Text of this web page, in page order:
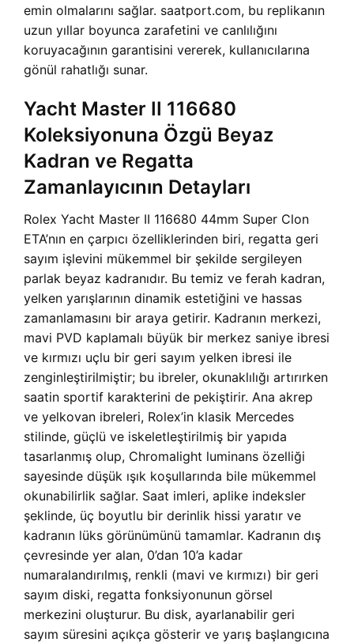
emin olmalarını sağlar. saatport.com, bu replikanın
uzun yıllar boyunca zarafetini ve canlılığını
koruyacağının garantisini vererek, kullanıcılarına
gönül rahatlığı sunar.
Yacht Master II 116680
Koleksiyonuna Özgü Beyaz
Kadran ve Regatta
Zamanlayıcının Detayları
Rolex Yacht Master II 116680 44mm Super Clon
ETA’nın en çarpıcı özelliklerinden biri, regatta geri
sayım işlevini mükemmel bir şekilde sergileyen
parlak beyaz kadranıdır. Bu temiz ve ferah kadran,
yelken yarışlarının dinamik estetiğini ve hassas
zamanlamasını bir araya getirir. Kadranın merkezi,
mavi PVD kaplamalı büyük bir merkez saniye ibresi
ve kırmızı uçlu bir geri sayım yelken ibresi ile
zenginleştirilmiştir; bu ibreler, okunaklılığı artırırken
saatin sportif karakterini de pekiştirir. Ana akrep
ve yelkovan ibreleri, Rolex’in klasik Mercedes
stilinde, güçlü ve iskeletleştirilmiş bir yapıda
tasarlanmış olup, Chromalight luminans özelliği
sayesinde düşük ışık koşullarında bile mükemmel
okunabilirlik sağlar. Saat imleri, aplike indeksler
şeklinde, üç boyutlu bir derinlik hissi yaratır ve
kadranın lüks görünümünü tamamlar. Kadranın dış
çevresinde yer alan, 0’dan 10’a kadar
numaralandırılmış, renkli (mavi ve kırmızı) bir geri
sayım diski, regatta fonksiyonunun görsel
merkezini oluşturur. Bu disk, ayarlanabilir geri
sayım süresini açıkça gösterir ve yarış başlangıcına